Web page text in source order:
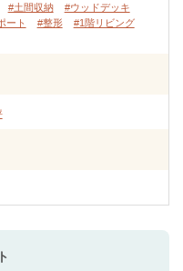
#土間収納
#ウッドデッキ
ート #整形
#1階リビング